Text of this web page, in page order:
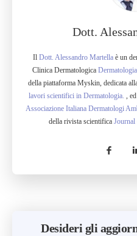
Dott.
Il Dott. Alessandro Martella è un
Clinica Dermatologica
della piattaforma Myskin, dedicata
lavori scientifici in Dermatologia. ,
Associazione Italiana Dermatologi
della rivista scientifica
Desideri gli